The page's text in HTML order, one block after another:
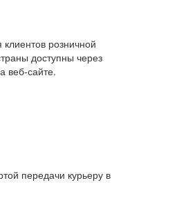
розничной
доступны через
веб-сайте.
передачи курьеру в